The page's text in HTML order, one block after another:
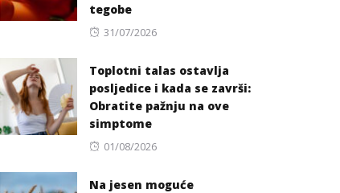
tegobe
Posted
31/07/2026
Toplotni talas ostavlja
posljedice i kada se završi:
Obratite pažnju na ove
simptome
Posted
01/08/2026
Na jesen moguće